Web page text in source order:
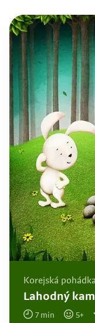
Korejská pohádka
Lahodný
7min 5+